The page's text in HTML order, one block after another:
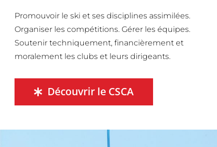
Promouvoir le ski et ses disciplines assimilées.
Organiser les compétitions. Gérer les équipes.
Soutenir techniquement, financièrement et
moralement les clubs et leurs dirigeants.
Découvrir le CSCA